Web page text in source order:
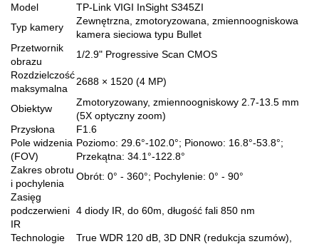
Model
TP-Link VIGI InSight S345ZI
Typ kamery
Zewnętrzna, zmotoryzowana, zmiennoogniskowa
kamera sieciowa typu Bullet
Przetwornik
obrazu
1/2.9" Progressive Scan CMOS
Rozdzielczość
maksymalna
2688 × 1520 (4 MP)
Obiektyw
Zmotoryzowany, zmiennoogniskowy 2.7-13.5 mm
(5X optyczny zoom)
Przysłona
F1.6
Pole widzenia
(FOV)
Poziomo: 29.6°-102.0°; Pionowo: 16.8°-53.8°;
Przekątna: 34.1°-122.8°
Zakres obrotu
i pochylenia
Obrót: 0° - 360°; Pochylenie: 0° - 90°
Zasięg
podczerwieni
IR
4 diody IR, do 60m, długość fali 850 nm
Technologie
True WDR 120 dB, 3D DNR (redukcja szumów),